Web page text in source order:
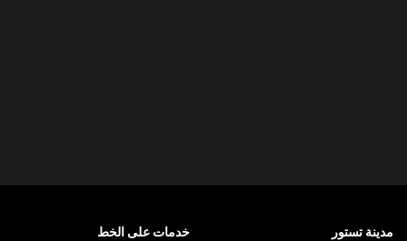
مدينة تستور خدمات على الخط